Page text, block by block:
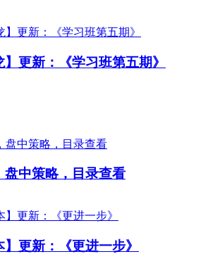
】更新：《学习班第五期》
盘中策略，目录查看
】更新：《更进一步》